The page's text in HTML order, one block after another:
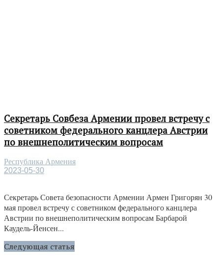
Секретарь Совбеза Армении провел встречу с
советником федерального канцлера Австрии
по внешнеполитическим вопросам
Республика Армения
2023-05-30
Секретарь Совета безопасности Армении Армен Григорян 30
мая провел встречу с советником федерального канцлера
Австрии по внешнеполитическим вопросам Барбарой
Каудель-Йенсен...
Следующая статья